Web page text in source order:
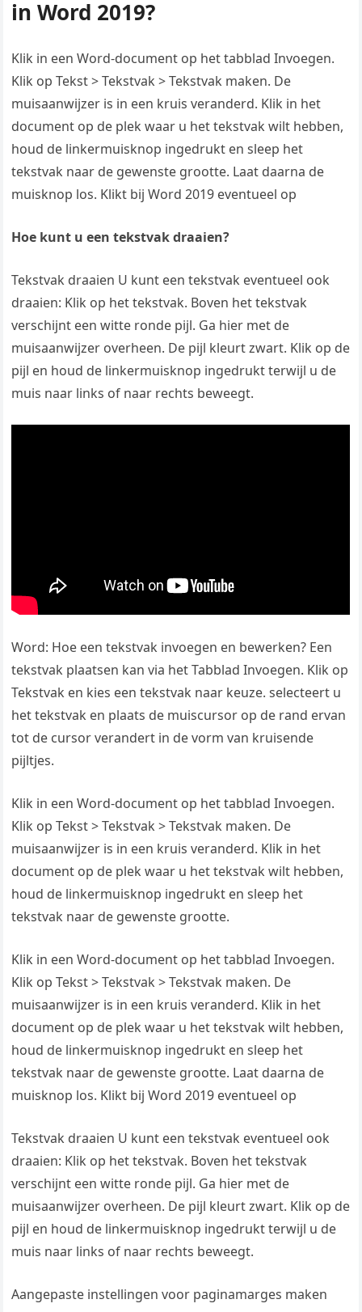
in Word 2019?
Klik in een Word-document op het tabblad Invoegen.
Klik op Tekst > Tekstvak > Tekstvak maken. De
muisaanwijzer is in een kruis veranderd. Klik in het
document op de plek waar u het tekstvak wilt hebben,
houd de linkermuisknop ingedrukt en sleep het
tekstvak naar de gewenste grootte. Laat daarna de
muisknop los. Klikt bij Word 2019 eventueel op
Hoe kunt u een tekstvak draaien?
Tekstvak draaien U kunt een tekstvak eventueel ook
draaien: Klik op het tekstvak. Boven het tekstvak
verschijnt een witte ronde pijl. Ga hier met de
muisaanwijzer overheen. De pijl kleurt zwart. Klik op de
pijl en houd de linkermuisknop ingedrukt terwijl u de
muis naar links of naar rechts beweegt.
Word: Hoe een tekstvak invoegen en bewerken? Een
tekstvak plaatsen kan via het Tabblad Invoegen. Klik op
Tekstvak en kies een tekstvak naar keuze. selecteert u
het tekstvak en plaats de muiscursor op de rand ervan
tot de cursor verandert in de vorm van kruisende
pijltjes.
Klik in een Word-document op het tabblad Invoegen.
Klik op Tekst > Tekstvak > Tekstvak maken. De
muisaanwijzer is in een kruis veranderd. Klik in het
document op de plek waar u het tekstvak wilt hebben,
houd de linkermuisknop ingedrukt en sleep het
tekstvak naar de gewenste grootte.
Klik in een Word-document op het tabblad Invoegen.
Klik op Tekst > Tekstvak > Tekstvak maken. De
muisaanwijzer is in een kruis veranderd. Klik in het
document op de plek waar u het tekstvak wilt hebben,
houd de linkermuisknop ingedrukt en sleep het
tekstvak naar de gewenste grootte. Laat daarna de
muisknop los. Klikt bij Word 2019 eventueel op
Tekstvak draaien U kunt een tekstvak eventueel ook
draaien: Klik op het tekstvak. Boven het tekstvak
verschijnt een witte ronde pijl. Ga hier met de
muisaanwijzer overheen. De pijl kleurt zwart. Klik op de
pijl en houd de linkermuisknop ingedrukt terwijl u de
muis naar links of naar rechts beweegt.
Aangepaste instellingen voor paginamarges maken